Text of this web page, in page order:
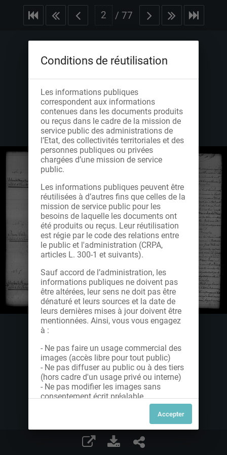
/ 77
Conditions de réutilisation
Les informations publiques
correspondent aux informations
contenues dans les documents produits
ou reçus dans le cadre de la mission de
service public des administrations de
l’Etat, des collectivités territoriales et des
personnes publiques ou privées
chargées d’une mission de service
public.
Les informations publiques peuvent être
réutilisées à d’autres fins que celles de la
mission de service public pour les
besoins de laquelle les documents ont
été produits ou reçus. Leur réutilisation
est régie par le code des relations entre
le public et l'administration (CRPA,
articles L. 300-1 et suivants).
Sauf accord de l’administration, les
informations publiques ne doivent pas
être altérées, leur sens ne doit pas être
dénaturé et leurs sources et la date de
leurs dernières mises à jour doivent être
mentionnées. Ainsi, vous vous engagez
à :
- Ne pas faire un usage commercial des
images (accès libre pour tout public)
- Ne pas diffuser au public ou à des tiers
(hors cadre d'un usage privé ou interne)
- Ne pas modifier les images sans
consentement écrit préalable
Dans le cas contraire, nous vous invitons
à nous contacter afin de solliciter le type
de Licence souhaitée parmi celles
proposées et le cas échéant, acquitter